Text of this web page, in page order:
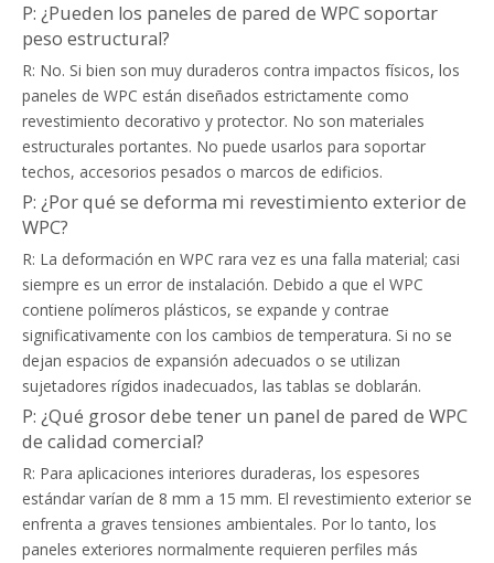
P: ¿Pueden los paneles de pared de WPC soportar
peso estructural?
R: No. Si bien son muy duraderos contra impactos físicos, los
paneles de WPC están diseñados estrictamente como
revestimiento decorativo y protector. No son materiales
estructurales portantes. No puede usarlos para soportar
techos, accesorios pesados ​​o marcos de edificios.
P: ¿Por qué se deforma mi revestimiento exterior de
WPC?
R: La deformación en WPC rara vez es una falla material; casi
siempre es un error de instalación. Debido a que el WPC
contiene polímeros plásticos, se expande y contrae
significativamente con los cambios de temperatura. Si no se
dejan espacios de expansión adecuados o se utilizan
sujetadores rígidos inadecuados, las tablas se doblarán.
P: ¿Qué grosor debe tener un panel de pared de WPC
de calidad comercial?
R: Para aplicaciones interiores duraderas, los espesores
estándar varían de 8 mm a 15 mm. El revestimiento exterior se
enfrenta a graves tensiones ambientales. Por lo tanto, los
paneles exteriores normalmente requieren perfiles más